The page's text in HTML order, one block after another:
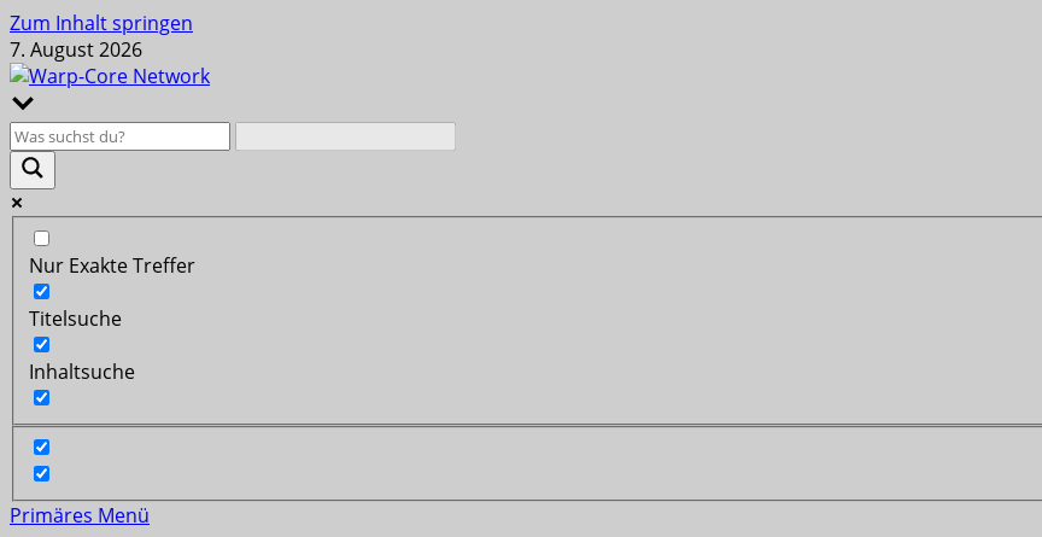
Zum Inhalt springen
7. August 2026
Nur Exakte Treffer
Titelsuche
Inhaltsuche
Primäres Menü